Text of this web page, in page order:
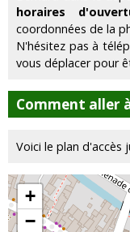
horaires
coordonnées de la
N'hésitez pas à
vous déplacer pour
Comment aller
Voici le plan d'accès
+
−